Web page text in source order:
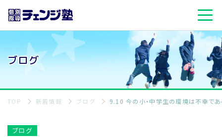
ブログ
TOP 新着情報 ブログ 9.10 今の小・中学生の環境は不幸で
ブログ